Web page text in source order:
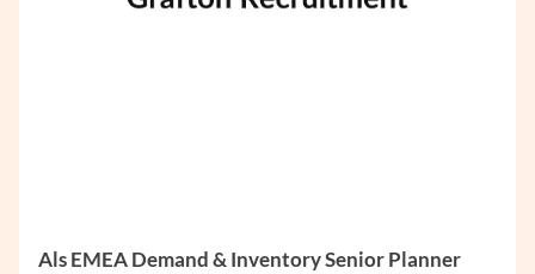
Als EMEA Demand & Inventory Senior Planner